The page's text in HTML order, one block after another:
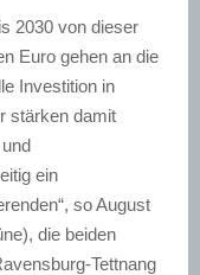
2030 von dieser
Euro gehen an die
Investition in
stärken damit
ein
so August
die beiden
Tettnang